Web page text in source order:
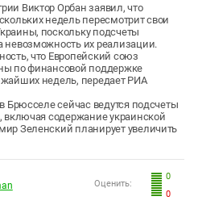
Виктор Орбан заявил, что
недель пересмотрит свои
поскольку подсчеты
невозможность их реализации.
что Европейский союз
по финансовой поддержке
недель, передает РИА
Брюсселе сейчас ведутся подсчеты
включая содержание украинской
Зеленский планирует увеличить
0
0
Оценить: